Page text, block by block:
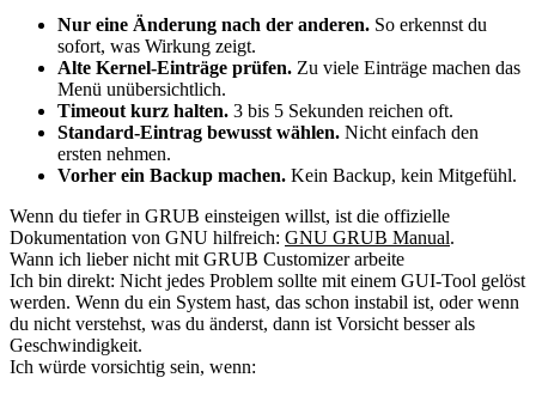
Nur eine Änderung nach der anderen. So erkennst du
sofort, was Wirkung zeigt.
Alte Kernel-Einträge prüfen. Zu viele Einträge machen das
Menü unübersichtlich.
Timeout kurz halten. 3 bis 5 Sekunden reichen oft.
Standard-Eintrag bewusst wählen. Nicht einfach den
ersten nehmen.
Vorher ein Backup machen. Kein Backup, kein Mitgefühl.
Wenn du tiefer in GRUB einsteigen willst, ist die offizielle
Dokumentation von GNU hilfreich: GNU GRUB Manual.
Wann ich lieber nicht mit GRUB Customizer arbeite
Ich bin direkt: Nicht jedes Problem sollte mit einem GUI-Tool gelöst
werden. Wenn du ein System hast, das schon instabil ist, oder wenn
du nicht verstehst, was du änderst, dann ist Vorsicht besser als
Geschwindigkeit.
Ich würde vorsichtig sein, wenn: